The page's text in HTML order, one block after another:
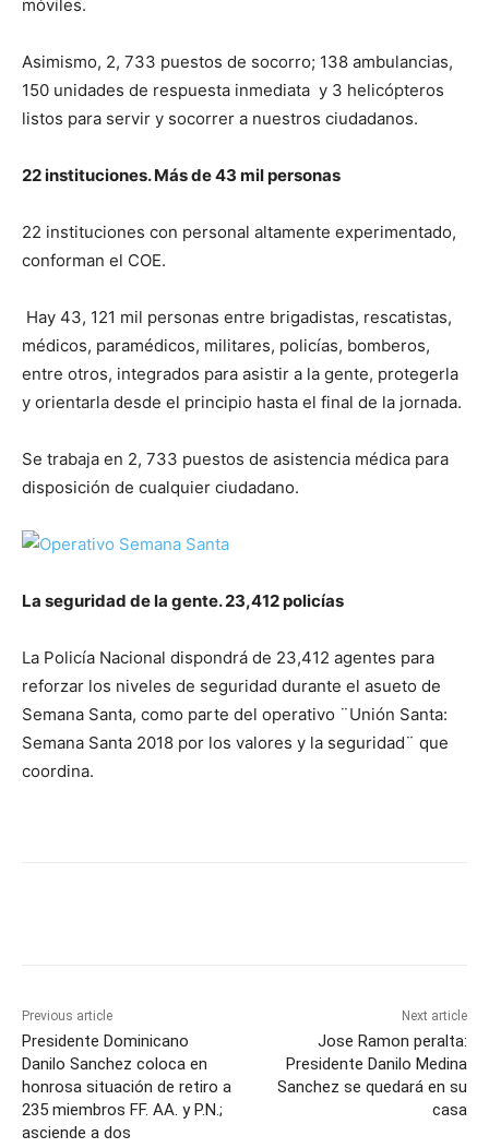
móviles.
Asimismo, 2, 733 puestos de socorro; 138 ambulancias,
150 unidades de respuesta inmediata y 3 helicópteros
listos para servir y socorrer a nuestros ciudadanos.
22 instituciones. Más de 43 mil personas
22 instituciones con personal altamente experimentado,
conforman el COE.
Hay 43, 121 mil personas entre brigadistas, rescatistas,
médicos, paramédicos, militares, policías, bomberos,
entre otros, integrados para asistir a la gente, protegerla
y orientarla desde el principio hasta el final de la jornada.
Se trabaja en 2, 733 puestos de asistencia médica para
disposición de cualquier ciudadano.
La seguridad de la gente. 23,412 policías
La Policía Nacional dispondrá de 23,412 agentes para
reforzar los niveles de seguridad durante el asueto de
Semana Santa, como parte del operativo ¨Unión Santa:
Semana Santa 2018 por los valores y la seguridad¨ que
coordina.
Previous article
Presidente Dominicano
Danilo Sanchez coloca en
honrosa situación de retiro a
235 miembros FF. AA. y P.N.;
asciende a dos
Next article
Jose Ramon peralta:
Presidente Danilo Medina
Sanchez se quedará en su
casa